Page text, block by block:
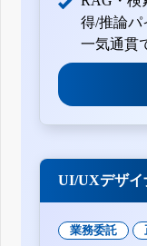
得/推論パ
一気通貫
UI/UXデザイ
業務委託